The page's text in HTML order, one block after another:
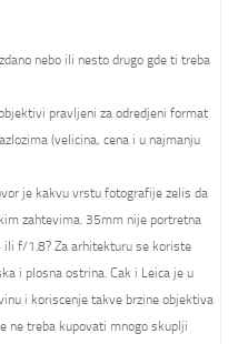
nebo ili nesto drugo gde ti treba
pravljeni za odredjeni format
(velicina, cena i u najmanju
je kakvu vrstu fotografije zelis da
zahtevima. 35mm nije portretna
f/1.8? Za arhitekturu se koriste
i plosna ostrina. Cak i Leica je u
i koriscenje takve brzine objektiva
ne treba kupovati mnogo skuplji